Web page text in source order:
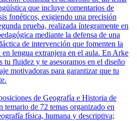
que incluye comentarios de
fonéticos, exigiendo una precisión
prueba, realizada íntegramente en
mediante la defensa de una
de intervención que fomenten la
lengua extranjera en el aula. En Arke
tu fluidez y te asesoramos en el diseño
motivadoras para garantizar que tu
de Geografía e Historia de
temario de 72 temas organizado en
física, humana y descriptiva;